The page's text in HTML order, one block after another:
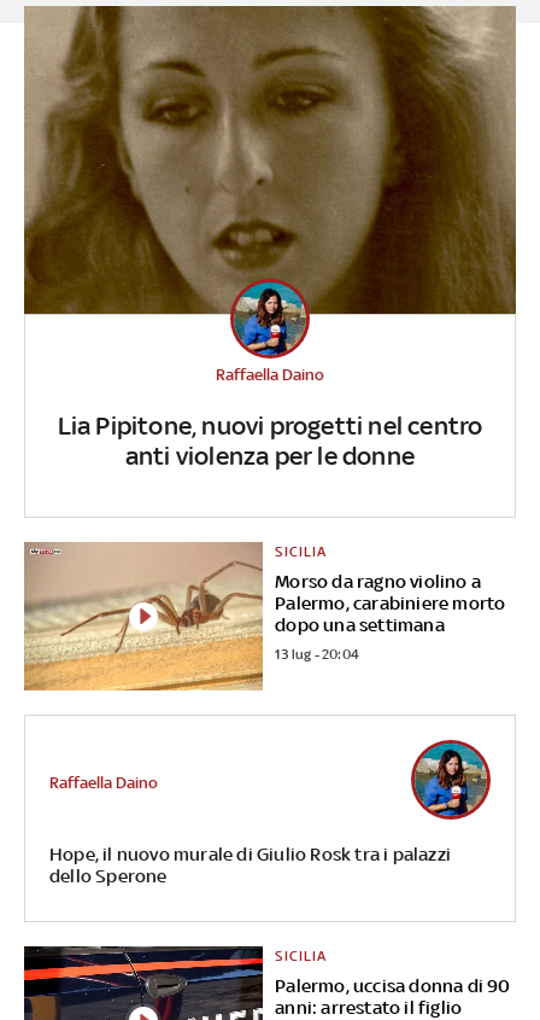
Lia Pipitone, nuovi progetti nel centro
anti violenza per le donne
Raffaella Daino
Morso da ragno violino a
Palermo, carabiniere morto
dopo una settimana
SICILIA
13 lug - 20:04
Hope, il nuovo murale di Giulio Rosk tra i palazzi
dello Sperone
Raffaella Daino
Palermo, uccisa donna di 90
anni: arrestato il figlio
SICILIA